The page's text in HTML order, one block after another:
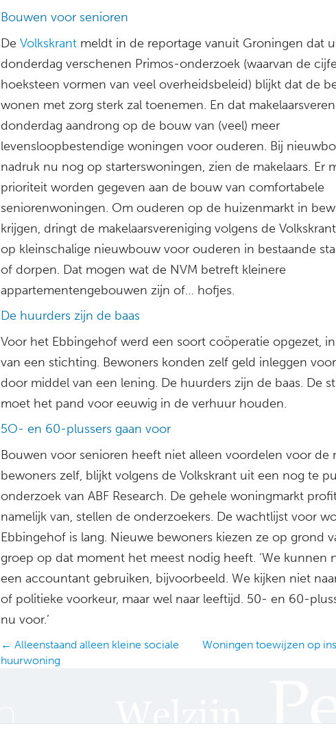
Bouwen voor senioren
De Volkskrant meldt in de reportage vanuit Groningen dat
donderdag verschenen Primos-onderzoek (waarvan de
hoeksteen vormen van veel overheidsbeleid) blijkt dat de
wonen met zorg sterk zal toenemen. En dat
donderdag aandrong op de bouw van (veel) meer
levensloopbestendige woningen voor ouderen. Bij
nadruk nu nog op starterswoningen, zien de makelaars. Er
prioriteit worden gegeven aan de bouw van comfortabele
seniorenwoningen. Om ouderen op de huizenmarkt in
krijgen, dringt de makelaarsvereniging volgens de
op kleinschalige nieuwbouw voor ouderen in bestaande
of dorpen. Dat mogen wat de NVM betreft kleinere
appartementengebouwen zijn of… hofjes.
De huurders zijn de baas
Voor het Ebbingehof werd een soort coöperatie opgezet,
van een stichting. Bewoners konden zelf geld inleggen
door middel van een lening. De huurders zijn de baas. De
moet het pand voor eeuwig in de verhuur houden.
5O- en 60-plussers gaan voor
Bouwen voor senioren heeft niet alleen voordelen voor de
bewoners zelf, blijkt volgens de Volkskrant uit een nog te
onderzoek van ABF Research. De gehele woningmarkt
namelijk van, stellen de onderzoekers. De wachtlijst voor
Ebbingehof is lang. Nieuwe bewoners kiezen ze op grond
groep op dat moment het meest nodig heeft. ‘We kunnen
een accountant gebruiken, bijvoorbeeld. We kijken niet
of politieke voorkeur, maar wel naar leeftijd. 50- en 60-
nu voor.’
Posts
navigation
← Alleenstaand alleen kleine sociale
huurwoning
Woningen toewijzen op